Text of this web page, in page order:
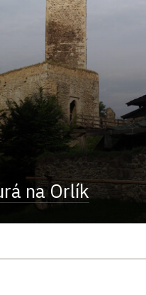
na Orlík